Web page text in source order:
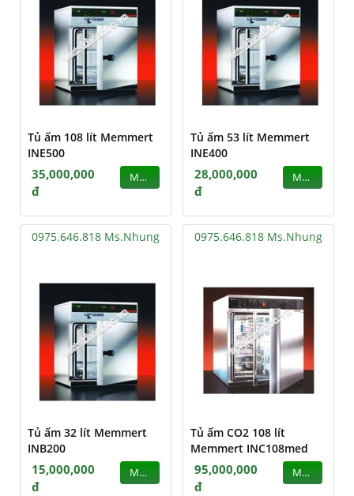
Tủ ấm 108 lít Memmert
INE500
35,000,000
đ
MUA
Tủ ấm 53 lít Memmert
INE400
28,000,000
đ
MUA
0975.646.818 Ms.Nhung
Tủ ấm 32 lít Memmert
INB200
15,000,000
đ
MUA
0975.646.818 Ms.Nhung
Tủ ấm CO2 108 lít
Memmert INC108med
95,000,000
đ
MUA